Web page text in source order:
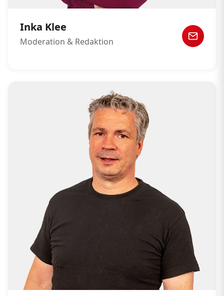
Inka Klee
Moderation & Redaktion